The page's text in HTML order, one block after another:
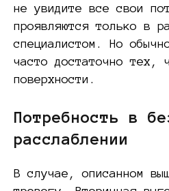
не увидите все свои
проявляются только в
специалистом. Но
часто достаточно тех,
поверхности.
Потребность в
расслаблении
В случае, описанном